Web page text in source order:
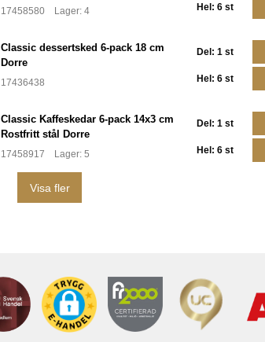
17458580 Lager: 4 Hel: 6 st
Classic dessertsked 6-pack 18 cm
Dorre
17436438
Del: 1 st
Hel: 6 st
Classic Kaffeskedar 6-pack 14x3 cm
Rostfritt stål Dorre
17458917 Lager: 5
Del: 1 st
Hel: 6 st
Visa fler